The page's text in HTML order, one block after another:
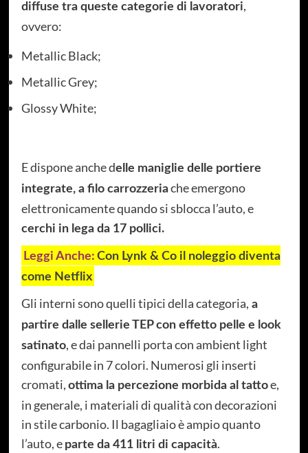
diffuse tra queste categorie di lavoratori,
ovvero:
Metallic Black;
Metallic Grey;
Glossy White;
E dispone anche delle maniglie delle portiere
integrate, a filo carrozzeriache emergono
elettronicamente quando si sblocca l’auto, e
cerchi in lega da 17 pollici.
Leggi Anche: Con Lynk & Co il noleggio diventa
come Netflix
Gli interni sono quelli tipici della categoria, a
partire dalle sellerie TEP con effetto pelle e look
satinato, e dai pannelli porta con ambient light
configurabile in 7 colori. Numerosi gli inserti
cromati, ottima la percezione morbida al tattoe,
in generale, i materiali di qualità con decorazioni
in stile carbonio. Il bagagliaio è ampio quanto
l’auto, e parte da 411 litri di capacità.